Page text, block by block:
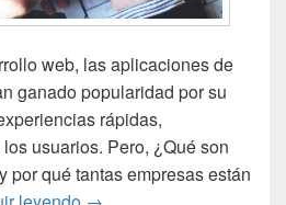
web, las aplicaciones de
ganado popularidad por su
rápidas,
usuarios. Pero, ¿Qué son
por qué tantas empresas están
¿Qué es una aplicación